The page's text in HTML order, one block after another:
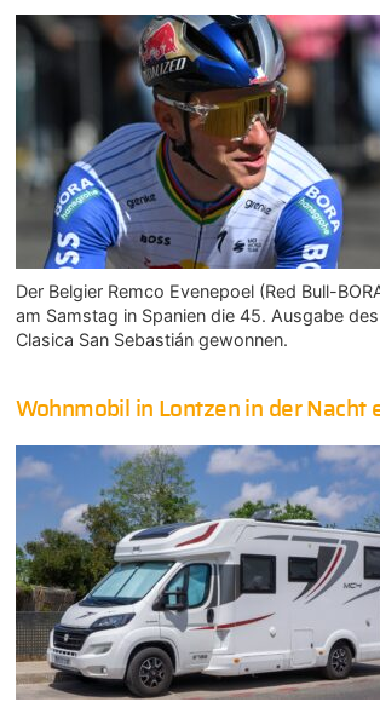
Der Belgier Remco Evenepoel (Red Bull-
am Samstag in Spanien die 45. Ausgabe
Clasica San Sebastián gewonnen.
Wohnmobil in Lontzen in der Nacht